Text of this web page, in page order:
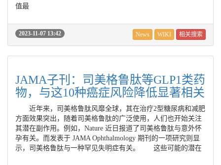
值最
2023-11-07 13:42 News WIKI 相关搜索
JAMA子刊：司美格鲁肽等GLP1类药
物，与这10种癌症风险降低显著相关
近年来，司美格鲁肽风靡全球，其在治疗2型糖尿病和减肥
方面效果突出，随着司美格鲁肽的广泛使用，人们也开始关注
其潜在副作用。例如，Nature 近日报道了司美格鲁肽与意外怀
孕有关。而发表于 JAMA Ophthalmology 期刊的一项研究则显
示，司美格鲁肽与一种罕见失明症有关。 这些可能的潜在